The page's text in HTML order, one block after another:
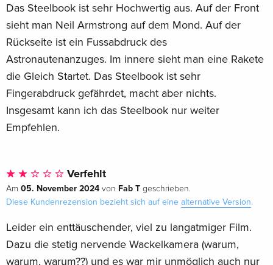
Das Steelbook ist sehr Hochwertig aus. Auf der Front
sieht man Neil Armstrong auf dem Mond. Auf der
Rückseite ist ein Fussabdruck des
Astronautenanzuges. Im innere sieht man eine Rakete
die Gleich Startet. Das Steelbook ist sehr
Fingerabdruck gefährdet, macht aber nichts.
Insgesamt kann ich das Steelbook nur weiter
Empfehlen.
Verfehlt
Am 05. November 2024 von Fab T geschrieben.
Diese Kundenrezension bezieht sich auf eine alternative Version.
Leider ein enttäuschender, viel zu langatmiger Film.
Dazu die stetig nervende Wackelkamera (warum,
warum, warum??) und es war mir unmöglich auch nur